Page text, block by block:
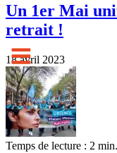
Un 1er Mai
retrait !
18 avril 2023
Temps de lecture : 2 min.